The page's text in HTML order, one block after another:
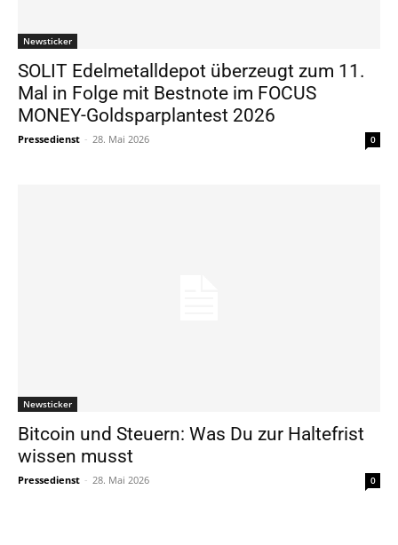
Newsticker
SOLIT Edelmetalldepot überzeugt zum 11.
Mal in Folge mit Bestnote im FOCUS
MONEY-Goldsparplantest 2026
Pressedienst - 28. Mai 2026 0
Newsticker
Bitcoin und Steuern: Was Du zur Haltefrist
wissen musst
Pressedienst - 28. Mai 2026 0